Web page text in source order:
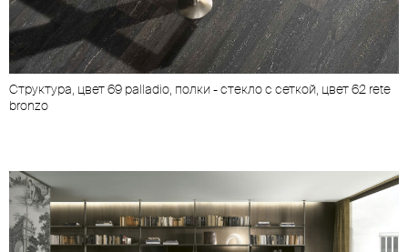
Структура, цвет 69 palladio, полки - стекло с сеткой, цвет 62 rete
bronzo